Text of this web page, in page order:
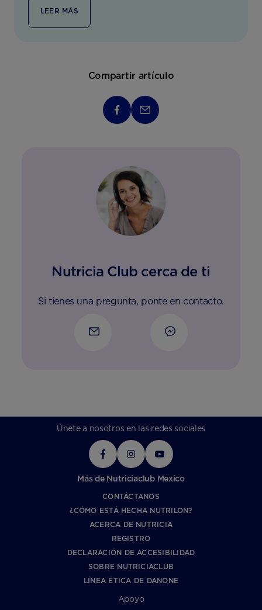
LEER MÁS
Compartir artículo
Nutricia Club cerca de ti
Si tienes una pregunta, ponte en contacto.
Únete a nosotros en las redes sociales
Más de Nutriciaclub Mexico
CONTÁCTANOS
¿CÓMO ESTÁ HECHA NUTRILON?
ACERCA DE NUTRICIA
REGISTRO
DECLARACIÓN DE ACCESIBILIDAD
SOBRE NUTRICIACLUB
LÍNEA ÉTICA DE DANONE
Apoyo